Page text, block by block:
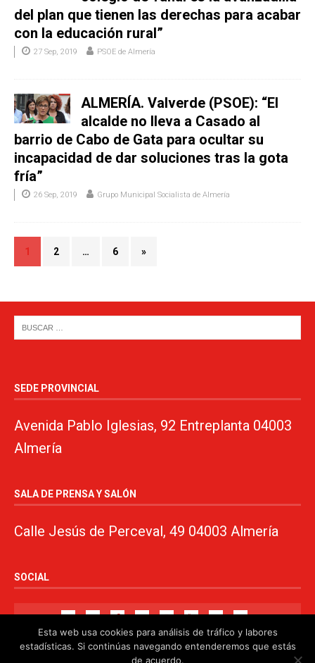
del plan que tienen las derechas para acabar
con la educación rural”
27 Sep, 2019 PSOE de Almería
ALMERÍA. Valverde (PSOE): “El
alcalde no lleva a Casado al
barrio de Cabo de Gata para ocultar su
incapacidad de dar soluciones tras la gota
fría”
26 Sep, 2019 Grupo Municipal Socialista de Almería
1 2 … 6 »
SEDE PROVINCIAL
Avenida Pablo Iglesias, 92 Entreplanta 04003
Almería
SALA DE PRENSA Y SALÓN
Calle Jesús de Perceval, 49 04003 Almería
SOCIAL
Esta web usa cookies para análisis de tráfico y labores
estadísticas. Si continúas navegando entenderemos que estás
de acuerdo.